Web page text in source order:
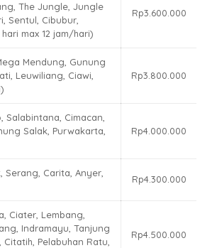
The Jungle, Jungle
Sentul, Cibubur,
max 12 jam/hari)
Rp3.600.000
Mendung, Gunung
Leuwiliang, Ciawi,
Rp3.800.000
Salabintana, Cimacan,
Salak, Purwakarta,
Rp4.000.000
Serang, Carita, Anyer,
Rp4.300.000
Ciater, Lembang,
Indramayu, Tanjung
Pelabuhan Ratu,
Rp4.500.000